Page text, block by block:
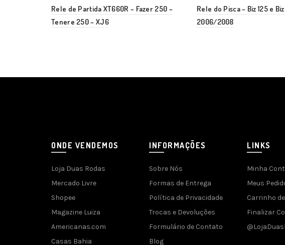
Rele de Partida XT660R – Fazer 250 –
Tenere 250 – XJ6
Rele do Pisca – Biz 125 e Biz
2006/2008
ONDE VENDEMOS
Loja Duas Rodas
Mercado Livre
Shopee
Magazine Luiza
Americanas.com
Casas Bahia
INFORMAÇÕES
Sobre Nós
Formas de Entrega
Política de Privacidade
Trocas e Devoluções
Formulário de Contato
Blog
LINKS
Minha
Meus
Carrinho
Finalizar